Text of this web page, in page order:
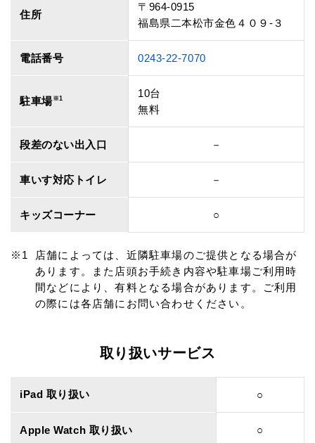
住所
〒964-0915
福島県二本松市金色４０９‐３
電話番号 0243-22-7070
駐車場※1
10台
無料
段差のない出入口 －
車いす対応トイレ －
キッズコーナー ○
店舗によっては、近隣駐車場のご提供となる場合が
あります。また店頭お手続き内容や駐車場ご利用時
間などにより、有料となる場合があります。ご利用
の際には各店舗にお問い合わせください。
取り扱いサービス
iPad 取り扱い ○
Apple Watch 取り扱い ○